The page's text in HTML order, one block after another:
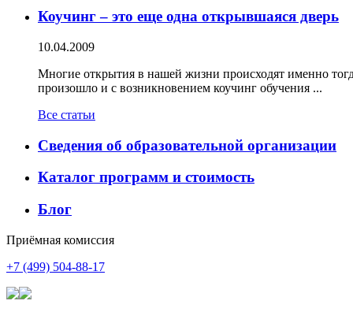
Коучинг – это еще одна открывшаяся дверь
10.04.2009
Многие открытия в нашей жизни происходят именно
произошло и с возникновением коучинг обучения ...
Все статьи
Сведения об образовательной организации
Каталог программ и стоимость
Блог
Приёмная комиссия
+7 (499) 504-88-17